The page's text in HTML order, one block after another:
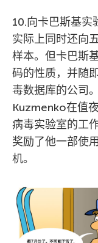
10.向卡巴斯基实
实际上同时还向
样本。但卡巴斯
码的性质，并随
毒数据库的公司
Kuzmenko在值
病毒实验室的工
奖励了他一部使
机。